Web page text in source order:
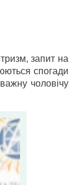
запит на
спогади
чоловічу